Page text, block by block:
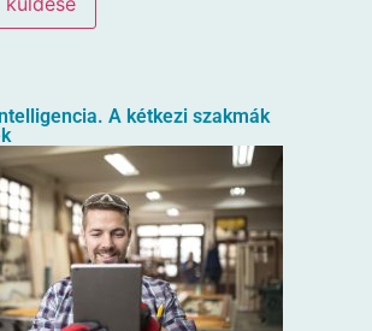
A kétkezi szakmák